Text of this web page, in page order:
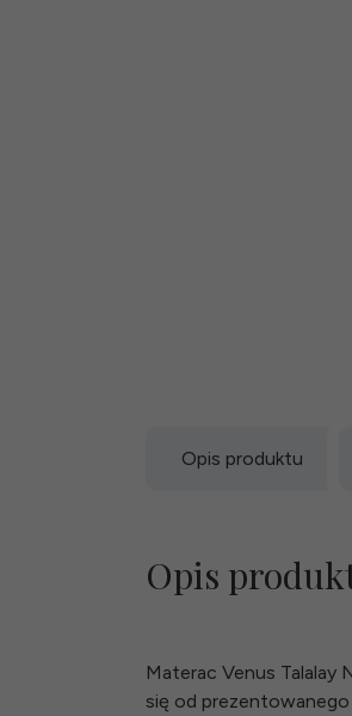
Opis produktu
Opis
Materac Venus
się od